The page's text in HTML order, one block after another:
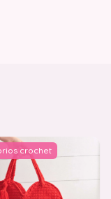
crochet